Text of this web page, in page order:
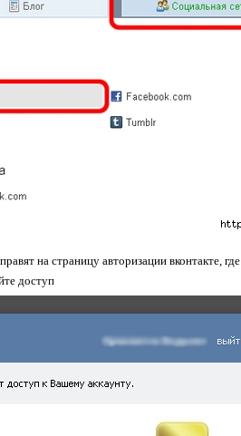
на страницу авторизации вконтакте,
доступ